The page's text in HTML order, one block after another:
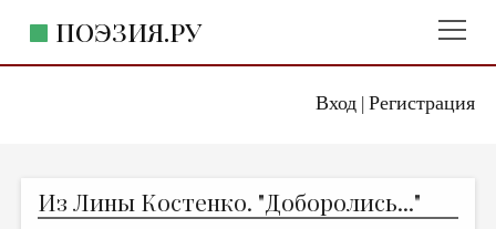
Вход| Регистрация
ПОЭЗИЯ.РУ
ЖАНРЫ
Из Лины Костенко. "Доборолись..."